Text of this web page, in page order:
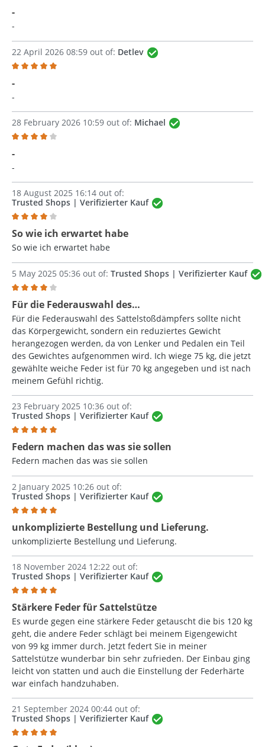
-
-
22 April 2026 08:59 out of: Detlev
-
-
28 February 2026 10:59 out of: Michael
-
-
18 August 2025 16:14 out of:
Trusted Shops | Verifizierter Kauf
Review with rating of 4 out of 5 stars
So wie ich erwartet habe
So wie ich erwartet habe
5 May 2025 05:36 out of: Trusted Shops | Verifizierter Kauf
Review with rating of 4 out of 5 stars
Für die Federauswahl des…
Für die Federauswahl des Sattelstoßdämpfers sollte nicht
das Körpergewicht, sondern ein reduziertes Gewicht
herangezogen werden, da von Lenker und Pedalen ein Teil
des Gewichtes aufgenommen wird. Ich wiege 75 kg, die jetzt
gewählte weiche Feder ist für 70 kg angegeben und ist nach
meinem Gefühl richtig.
23 February 2025 10:36 out of:
Trusted Shops | Verifizierter Kauf
Review with rating of 5 out of 5 stars
Federn machen das was sie sollen
Federn machen das was sie sollen
2 January 2025 10:26 out of:
Trusted Shops | Verifizierter Kauf
Review with rating of 5 out of 5 stars
unkomplizierte Bestellung und Lieferung.
unkomplizierte Bestellung und Lieferung.
18 November 2024 12:22 out of:
Trusted Shops | Verifizierter Kauf
Review with rating of 5 out of 5 stars
Stärkere Feder für Sattelstütze
Es wurde gegen eine stärkere Feder getauscht die bis 120 kg
geht, die andere Feder schlägt bei meinem Eigengewicht
von 99 kg immer durch. Jetzt federt Sie in meiner
Sattelstütze wunderbar bin sehr zufrieden. Der Einbau ging
leicht von statten und auch die Einstellung der Federhärte
war einfach handzuhaben.
21 September 2024 00:44 out of:
Trusted Shops | Verifizierter Kauf
Review with rating of 5 out of 5 stars